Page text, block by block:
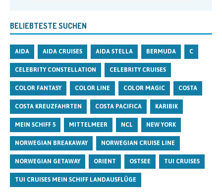
BELIEBTESTE SUCHEN
AIDA AIDA CRUISES AIDA STELLA BERMUDA C
CELEBRITY CONSTELLATION CELEBRITY CRUISES
COLOR FANTASY COLOR LINE COLOR MAGIC COSTA
COSTA KREUZFAHRTEN COSTA PACIFICA KARIBIK
MEIN SCHIFF 5 MITTELMEER NCL NEW YORK
NORWEGIAN BREAKAWAY NORWEGIAN CRUISE LINE
NORWEGIAN GETAWAY ORIENT OSTSEE TUI CRUISES
TUI CRUISES MEIN SCHIFF LANDAUSFLÜGE